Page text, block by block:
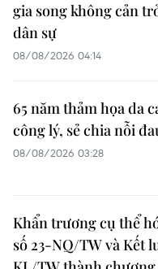
gia song không cản
dân sự
08/08/2026 04:14
65 năm thảm họa da
công lý, sẻ chia nỗi
08/08/2026 03:28
Khẩn trương cụ thể
số 23-NQ/TW và Kết